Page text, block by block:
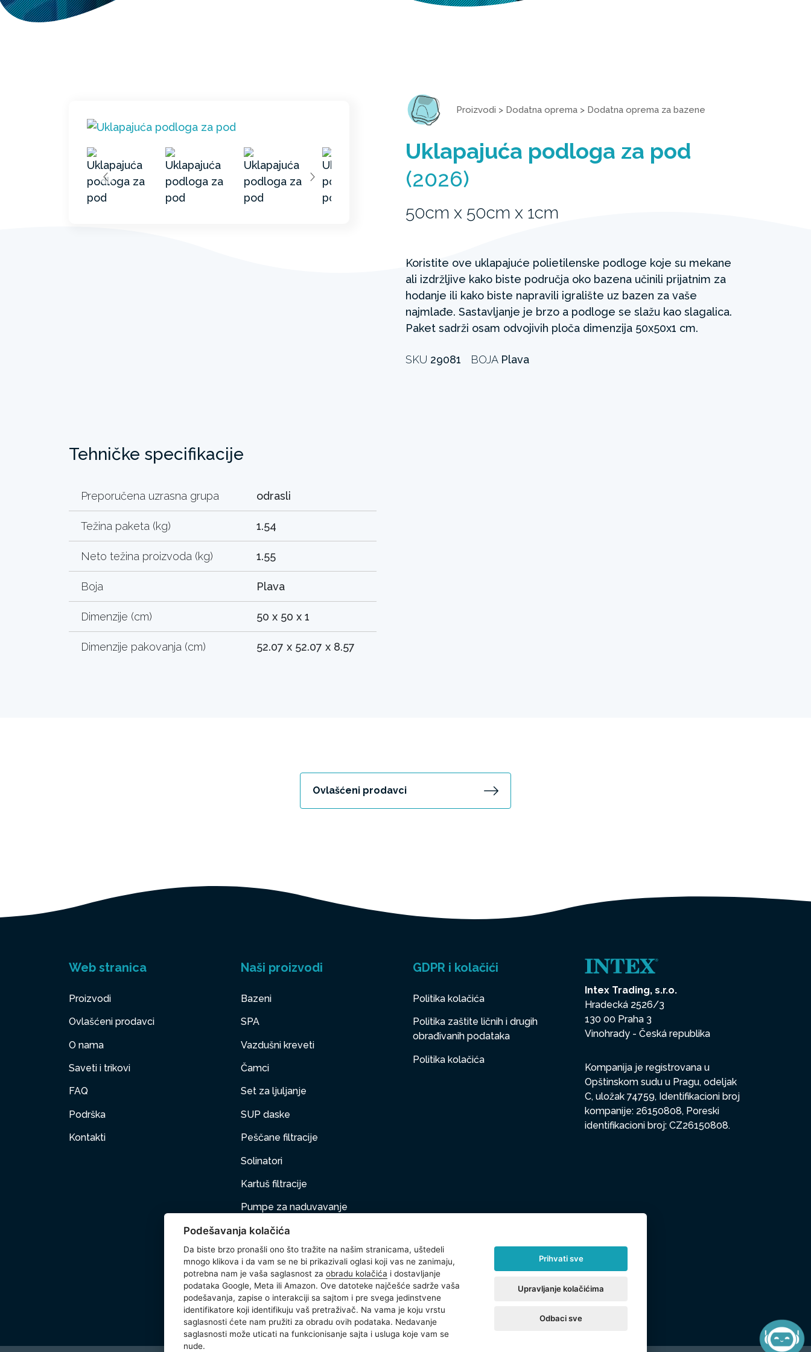
Proizvodi > Dodatna oprema > Dodatna oprema za bazene
Uklapajuća podloga za pod
(2026)
50cm x 50cm x 1cm
Koristite ove uklapajuće polietilenske podloge koje su mekane
ali izdržljive kako biste područja oko bazena učinili prijatnim za
hodanje ili kako biste napravili igralište uz bazen za vaše
najmlađe. Sastavljanje je brzo a podloge se slažu kao slagalica.
Paket sadrži osam odvojivih ploča dimenzija 50x50x1 cm.
SKU 29081 BOJA Plava
Tehničke specifikacije
Preporučena uzrasna grupa odrasli
Težina paketa (kg) 1.54
Neto težina proizvoda (kg) 1.55
Boja Plava
Dimenzije (cm) 50 x 50 x 1
Dimenzije pakovanja (cm) 52.07 x 52.07 x 8.57
Ovlašćeni prodavci
Web stranica
Proizvodi
Ovlašćeni prodavci
O nama
Saveti i trikovi
FAQ
Podrška
Kontakti
Naši proizvodi
Bazeni
SPA
Vazdušni kreveti
Čamci
Set za ljuljanje
SUP daske
Peščane filtracije
Solinatori
Kartuš filtracije
Pumpe za naduvavanje
Nameštaj na naduvavanje
Kućni ljubimci
Dodatna oprema
Wetset
GDPR i kolačići
Politika kolačića
Politika zaštite ličnih i drugih
obrađivanih podataka
Politika kolačića
Intex Trading, s.r.o.
Hradecká 2526/3
130 00 Praha 3
Vinohrady - Česká republika
Kompanija je registrovana u
Opštinskom sudu u Pragu, odeljak
C, uložak 74759, Identifikacioni broj
kompanije: 26150808, Poreski
identifikacioni broj: CZ26150808.
Podešavanja kolačića
Da biste brzo pronašli ono što tražite na našim stranicama, uštedeli
mnogo klikova i da vam se ne bi prikazivali oglasi koji vas ne zanimaju,
potrebna nam je vaša saglasnost za obradu kolačića i dostavljanje
podataka Google, Meta ili Amazon. Ove datoteke najčešće sadrže vaša
podešavanja, zapise o interakciji sa sajtom i pre svega jedinstvene
identifikatore koji identifikuju vaš pretraživač. Na vama je koju vrstu
saglasnosti ćete nam pružiti za obradu ovih podataka. Nedavanje
saglasnosti može uticati na funkcionisanje sajta i usluga koje vam se
nude.
Prihvati sve
Upravljanje kolačićima
Odbaci sve